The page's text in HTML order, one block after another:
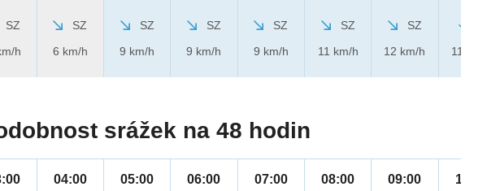
SZ
h
SZ
6 km/h
SZ
9 km/h
SZ
9 km/h
SZ
9 km/h
SZ
11 km/h
SZ
12 km/h
11 km/h
srážek na 48 hodin
04:00 05:00 06:00 07:00 08:00 09:00 10:00